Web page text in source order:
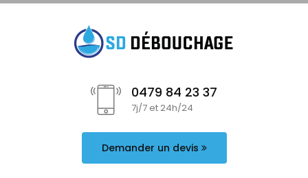
0479 84 23 37
7j/7 et 24h/24
Demander un devis